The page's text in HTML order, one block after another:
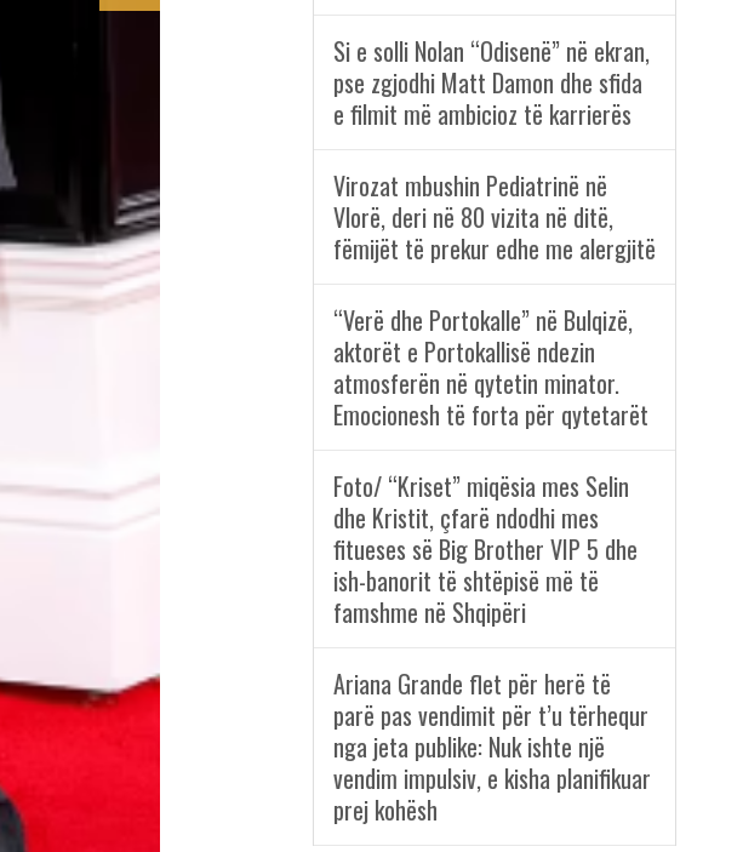
Si e solli Nolan “Odisenë” në ekran,
pse zgjodhi Matt Damon dhe sfida
e filmit më ambicioz të karrierës
Virozat mbushin Pediatrinë në
Vlorë, deri në 80 vizita në ditë,
fëmijët të prekur edhe me alergjitë
“Verë dhe Portokalle” në Bulqizë,
aktorët e Portokallisë ndezin
atmosferën në qytetin minator.
Emocionesh të forta për qytetarët
Foto/ “Kriset” miqësia mes Selin
dhe Kristit, çfarë ndodhi mes
fitueses së Big Brother VIP 5 dhe
ish-banorit të shtëpisë më të
famshme në Shqipëri
Ariana Grande flet për herë të
parë pas vendimit për t’u tërhequr
nga jeta publike: Nuk ishte një
vendim impulsiv, e kisha planifikuar
prej kohësh